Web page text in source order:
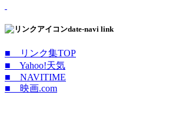
date-navi link
■ リンク集TOP
■ Yahoo!天気
■ NAVITIME
■ 映画.com